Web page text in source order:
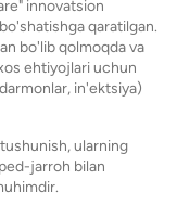
innovatsion
qaratilgan.
bo'lib qolmoqda va
ehtiyojlari uchun
in'ektsiya)
ularning
jarroh bilan